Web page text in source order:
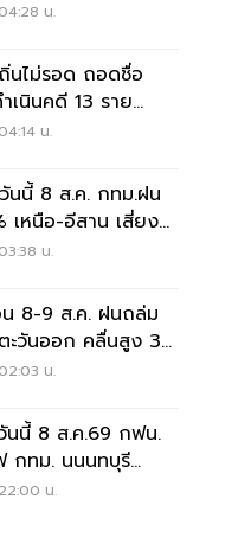
น.
นไม่รอด ถอดชื่อ
เนินคดี 13 ราย
เงินน.
นนี้ 8 ส.ค. กทม.ฝน
หนือ-อีสาน เสี่ยง
น.
8-9 ส.ค. ฝนถล่ม
ะวันออก คลื่นสูง 3
น.
นนี้ 8 ส.ค.69 กฟน.
กทม. นนนทบุรี
น.